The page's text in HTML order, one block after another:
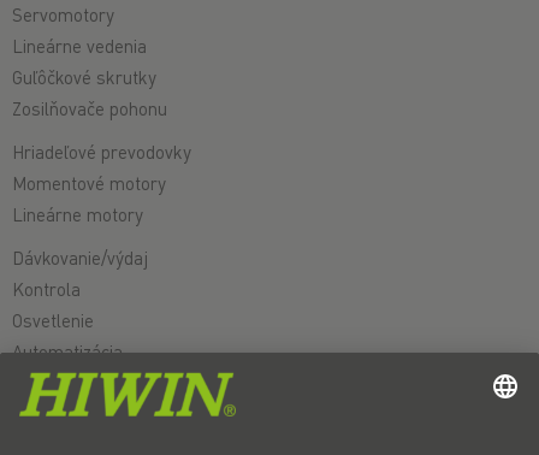
Servomotory
Lineárne vedenia
Guľôčkové skrutky
Zosilňovače pohonu
Hriadeľové prevodovky
Momentové motory
Lineárne motory
Dávkovanie/výdaj
Kontrola
Osvetlenie
Automatizácia
Pick&Place
Lineárny pohyb/manipulácia